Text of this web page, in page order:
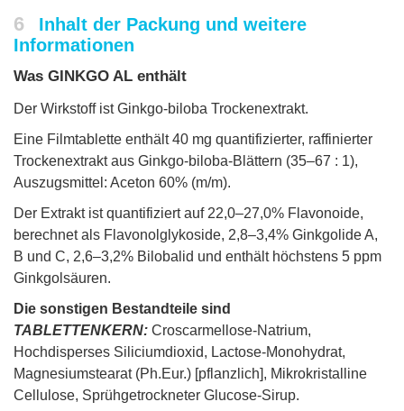
6
Inhalt der Packung und weitere
Informationen
Was GINKGO AL enthält
Der Wirkstoff ist Ginkgo-biloba Trockenextrakt.
Eine Filmtablette enthält 40 mg quantifizierter, raffinierter
Trockenextrakt aus Ginkgo-biloba-Blättern (35–67 : 1),
Auszugsmittel: Aceton 60% (m/m).
Der Extrakt ist quantifiziert auf 22,0–27,0% Flavonoide,
berechnet als Flavonolglykoside, 2,8–3,4% Ginkgolide A,
B und C, 2,6–3,2% Bilobalid und enthält höchstens 5 ppm
Ginkgolsäuren.
Die sonstigen Bestandteile sind
TABLETTENKERN: Croscarmellose-Natrium,
Hochdisperses Siliciumdioxid, Lactose-Monohydrat,
Magnesiumstearat (Ph.Eur.) [pflanzlich], Mikrokristalline
Cellulose, Sprühgetrockneter Glucose-Sirup.